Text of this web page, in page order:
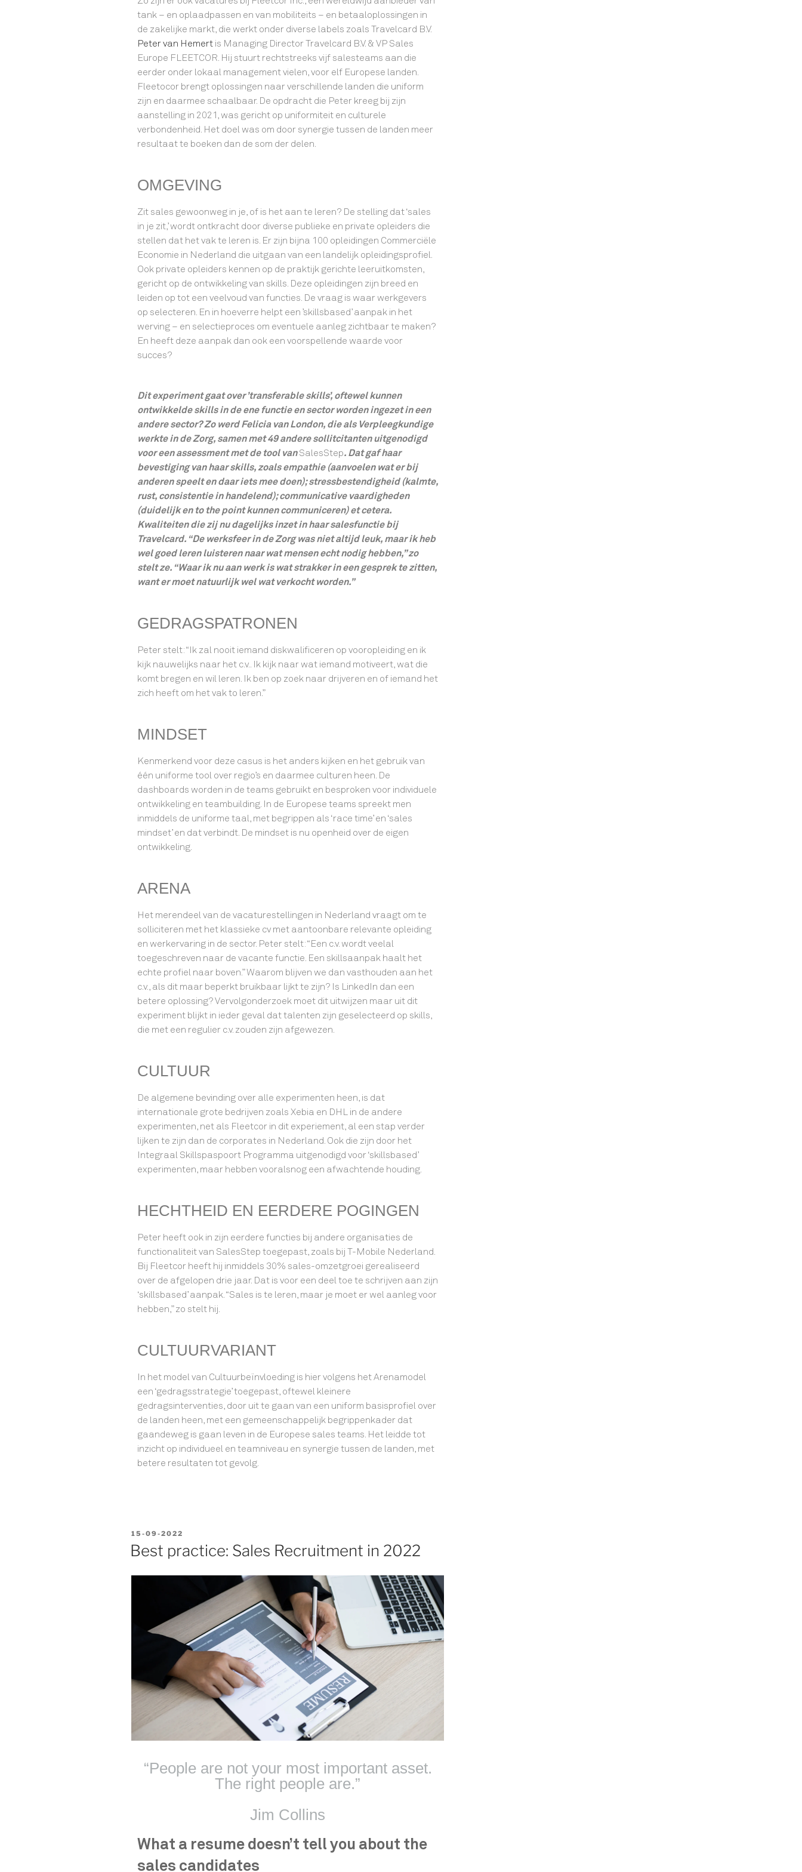
tank – en oplaadpassen en van mobiliteits – en betaaloplossingen in
de zakelijke markt, die werkt onder diverse labels zoals Travelcard B.V.
Peter van Hemert is Managing Director Travelcard B.V. & VP Sales
Europe FLEETCOR. Hij stuurt rechtstreeks vijf salesteams aan die
eerder onder lokaal management vielen, voor elf Europese landen.
Fleetocor brengt oplossingen naar verschillende landen die uniform
zijn en daarmee schaalbaar. De opdracht die Peter kreeg bij zijn
aanstelling in 2021, was gericht op uniformiteit en culturele
verbondenheid. Het doel was om door synergie tussen de landen meer
resultaat te boeken dan de som der delen.
OMGEVING
Zit sales gewoonweg in je, of is het aan te leren? De stelling dat ‘sales
in je zit,’ wordt ontkracht door diverse publieke en private opleiders die
stellen dat het vak te leren is. Er zijn bijna 100 opleidingen Commerciële
Economie in Nederland die uitgaan van een landelijk opleidingsprofiel.
Ook private opleiders kennen op de praktijk gerichte leeruitkomsten,
gericht op de ontwikkeling van skills. Deze opleidingen zijn breed en
leiden op tot een veelvoud van functies. De vraag is waar werkgevers
op selecteren. En in hoeverre helpt een ’skillsbased’ aanpak in het
werving – en selectieproces om eventuele aanleg zichtbaar te maken?
En heeft deze aanpak dan ook een voorspellende waarde voor
succes?
Dit experiment gaat over ’transferable skills’, oftewel kunnen
ontwikkelde skills in de ene functie en sector worden ingezet in een
andere sector? Zo werd Felicia van London, die als Verpleegkundige
werkte in de Zorg, samen met 49 andere sollitcitanten uitgenodigd
voor een assessment met de tool vanSalesStep. Dat gaf haar
bevestiging van haar skills, zoals empathie (aanvoelen wat er bij
anderen speelt en daar iets mee doen); stressbestendigheid (kalmte,
rust, consistentie in handelend); communicative vaardigheden
(duidelijk en to the point kunnen communiceren) et cetera.
Kwaliteiten die zij nu dagelijks inzet in haar salesfunctie bij
Travelcard. “De werksfeer in de Zorg was niet altijd leuk, maar ik heb
wel goed leren luisteren naar wat mensen echt nodig hebben,” zo
stelt ze. “Waar ik nu aan werk is wat strakker in een gesprek te zitten,
want er moet natuurlijk wel wat verkocht worden.”
GEDRAGSPATRONEN
Peter stelt: “Ik zal nooit iemand diskwalificeren op vooropleiding en ik
kijk nauwelijks naar het c.v.. Ik kijk naar wat iemand motiveert, wat die
komt bregen en wil leren. Ik ben op zoek naar drijveren en of iemand het
zich heeft om het vak to leren.”
MINDSET
Kenmerkend voor deze casus is het anders kijken en het gebruik van
één uniforme tool over regio’s en daarmee culturen heen. De
dashboards worden in de teams gebruikt en besproken voor individuele
ontwikkeling en teambuilding. In de Europese teams spreekt men
inmiddels de uniforme taal, met begrippen als ‘race time’ en ‘sales
mindset’ en dat verbindt. De mindset is nu openheid over de eigen
ontwikkeling.
ARENA
Het merendeel van de vacaturestellingen in Nederland vraagt om te
solliciteren met het klassieke cv met aantoonbare relevante opleiding
en werkervaring in de sector. Peter stelt: “Een c.v. wordt veelal
toegeschreven naar de vacante functie. Een skillsaanpak haalt het
echte profiel naar boven.” Waarom blijven we dan vasthouden aan het
c.v., als dit maar beperkt bruikbaar lijkt te zijn? Is LinkedIn dan een
betere oplossing? Vervolgonderzoek moet dit uitwijzen maar uit dit
experiment blijkt in ieder geval dat talenten zijn geselecteerd op skills,
die met een regulier c.v. zouden zijn afgewezen.
CULTUUR
De algemene bevinding over alle experimenten heen, is dat
internationale grote bedrijven zoals Xebia en DHL in de andere
experimenten, net als Fleetcor in dit experiement, al een stap verder
lijken te zijn dan de corporates in Nederland. Ook die zijn door het
Integraal Skillspaspoort Programma uitgenodigd voor ‘skillsbased’
experimenten, maar hebben vooralsnog een afwachtende houding.
HECHTHEID EN EERDERE POGINGEN
Peter heeft ook in zijn eerdere functies bij andere organisaties de
functionaliteit van SalesStep toegepast, zoals bij T-Mobile Nederland.
Bij Fleetcor heeft hij inmiddels 30% sales-omzetgroei gerealiseerd
over de afgelopen drie jaar. Dat is voor een deel toe te schrijven aan zijn
‘skillsbased’ aanpak. “Sales is te leren, maar je moet er wel aanleg voor
hebben,” zo stelt hij.
CULTUURVARIANT
In het model van Cultuurbeïnvloeding is hier volgens het Arenamodel
een ‘gedragsstrategie’ toegepast, oftewel kleinere
gedragsinterventies, door uit te gaan van een uniform basisprofiel over
de landen heen, met een gemeenschappelijk begrippenkader dat
gaandeweg is gaan leven in de Europese sales teams. Het leidde tot
inzicht op individueel en teamniveau en synergie tussen de landen, met
betere resultaten tot gevolg.
15-09-2022
Best practice: Sales Recruitment in 2022
“People are not your most important asset.
The right people are.”
Jim Collins
What a resume doesn’t tell you about the
sales candidates